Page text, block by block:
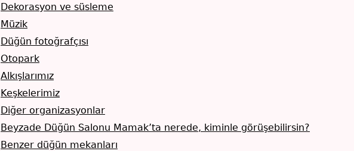
Dekorasyon ve süsleme
Müzik
Düğün fotoğrafçısı
Otopark
Alkışlarımız
Keşkelerimiz
Diğer organizasyonlar
Beyzade Düğün Salonu Mamak’ta nerede, kiminle görüşebilirsin?
Benzer düğün mekanları